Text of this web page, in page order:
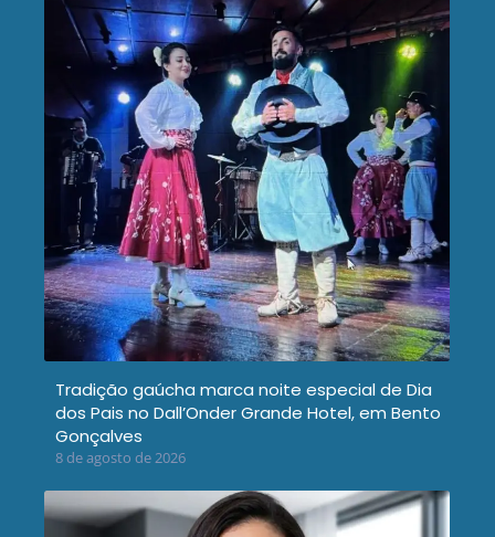
Tradição gaúcha marca noite especial de Dia
dos Pais no Dall’Onder Grande Hotel, em Bento
Gonçalves
8 de agosto de 2026